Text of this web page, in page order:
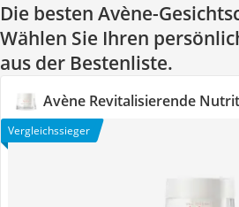
Die besten Avène-
Wählen Sie Ihren
aus der Bestenliste.
Avène Revitalisierende
Vergleichssieger